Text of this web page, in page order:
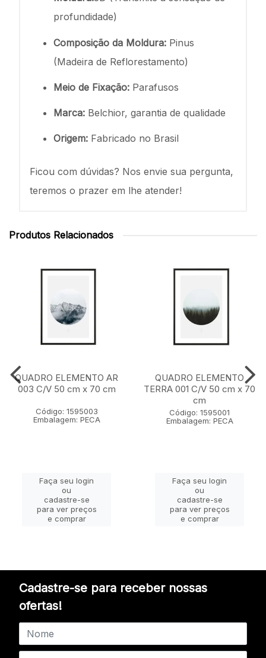
profundidade)
Composição da Moldura: Pinus
(Madeira de Reflorestamento)
Meio de Fixação: Parafusos
Marca: Belchior, garantia de qualidade
Origem: Fabricado no Brasil
Ficou com dúvidas? Nos envie sua pergunta,
teremos o prazer em lhe atender!
Produtos Relacionados
QUADRO ELEMENTO AR
003 C/V 50 cm x 70 cm
Código: 1595003
Embalagem: PECA
Faça seu login
ou
cadastre-se
para ver preços
e comprar
QUADRO ELEMENTO
TERRA 001 C/V 50 cm x 70
cm
Código: 1595001
Embalagem: PECA
Faça seu login
ou
cadastre-se
para ver preços
e comprar
Cadastre-se para receber nossas
ofertas!